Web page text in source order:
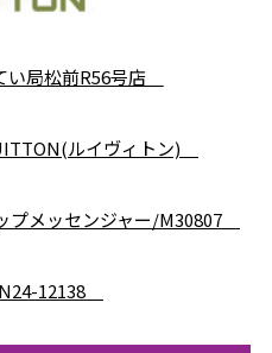
局松前R56号店
ルイヴィトン)
メッセンジャー/M30807
12138